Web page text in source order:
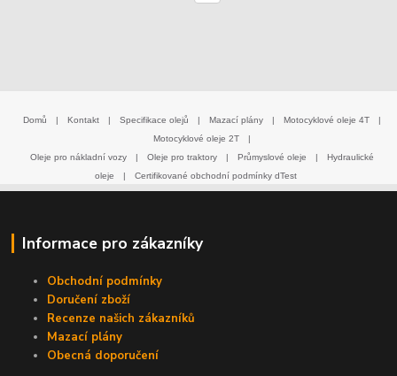
Domů | Kontakt | Specifikace olejů | Mazací plány | Motocyklové oleje 4T
|
Motocyklové oleje 2T
|
Oleje pro nákladní vozy
| Oleje pro traktory | Průmyslové oleje |
Hydraulické
oleje
| Certifikované obchodní podmínky dTest
Informace pro zákazníky
Obchodní podmínky
Doručení zboží
Recenze našich zákazníků
Mazací plány
Obecná doporučení